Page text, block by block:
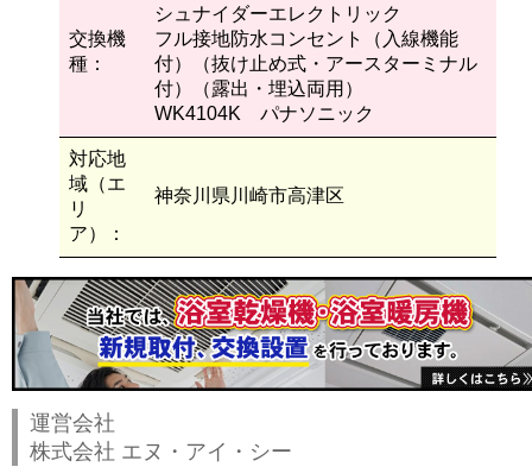
交換機
種：
シュナイダーエレクトリック
フル接地防水コンセント（入線機能
付）（抜け止め式・アースターミナル
付）（露出・埋込両用）
WK4104K パナソニック
対応地
域（エ
リ
ア）：
神奈川県川崎市高津区
運営会社
株式会社 エヌ・アイ・シー